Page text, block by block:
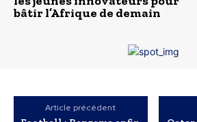
bâtir l’Afrique de demain
Article précédent